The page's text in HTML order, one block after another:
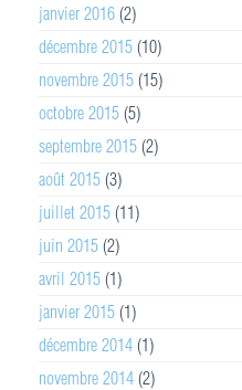
janvier 2016 (2)
décembre 2015 (10)
novembre 2015 (15)
octobre 2015 (5)
septembre 2015 (2)
août 2015 (3)
juillet 2015 (11)
juin 2015 (2)
avril 2015 (1)
janvier 2015 (1)
décembre 2014 (1)
novembre 2014 (2)